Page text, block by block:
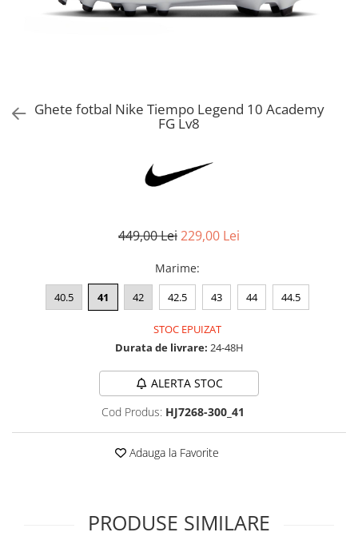
Bluze fotbal copii
Sorturi fotbal femei
Ghete fotbal Nike Tiempo Legend 10 Academy
FG Lv8
449,00 Lei229,00 Lei
Marime:
40.5 41 42 42.5 43 44 44.5
STOC EPUIZAT
Durata de livrare: 24-48H
ALERTA STOC
Cod Produs: HJ7268-300_41
Adauga la Favorite
PRODUSE SIMILARE